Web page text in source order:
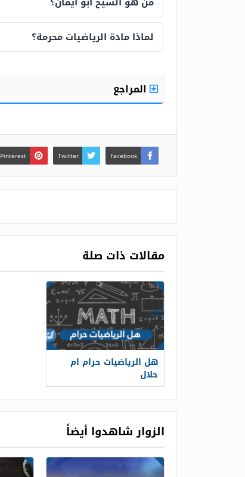
من هو الشيخ ابو ايمان؟
لماذا مادة الرياضيات محرمة؟
المراجع
Facebook
Twitter
Pinterest
مقالات ذات صلة
هل الرياضيات حرام ام
حلال
الزوار شاهدوا أيضاً